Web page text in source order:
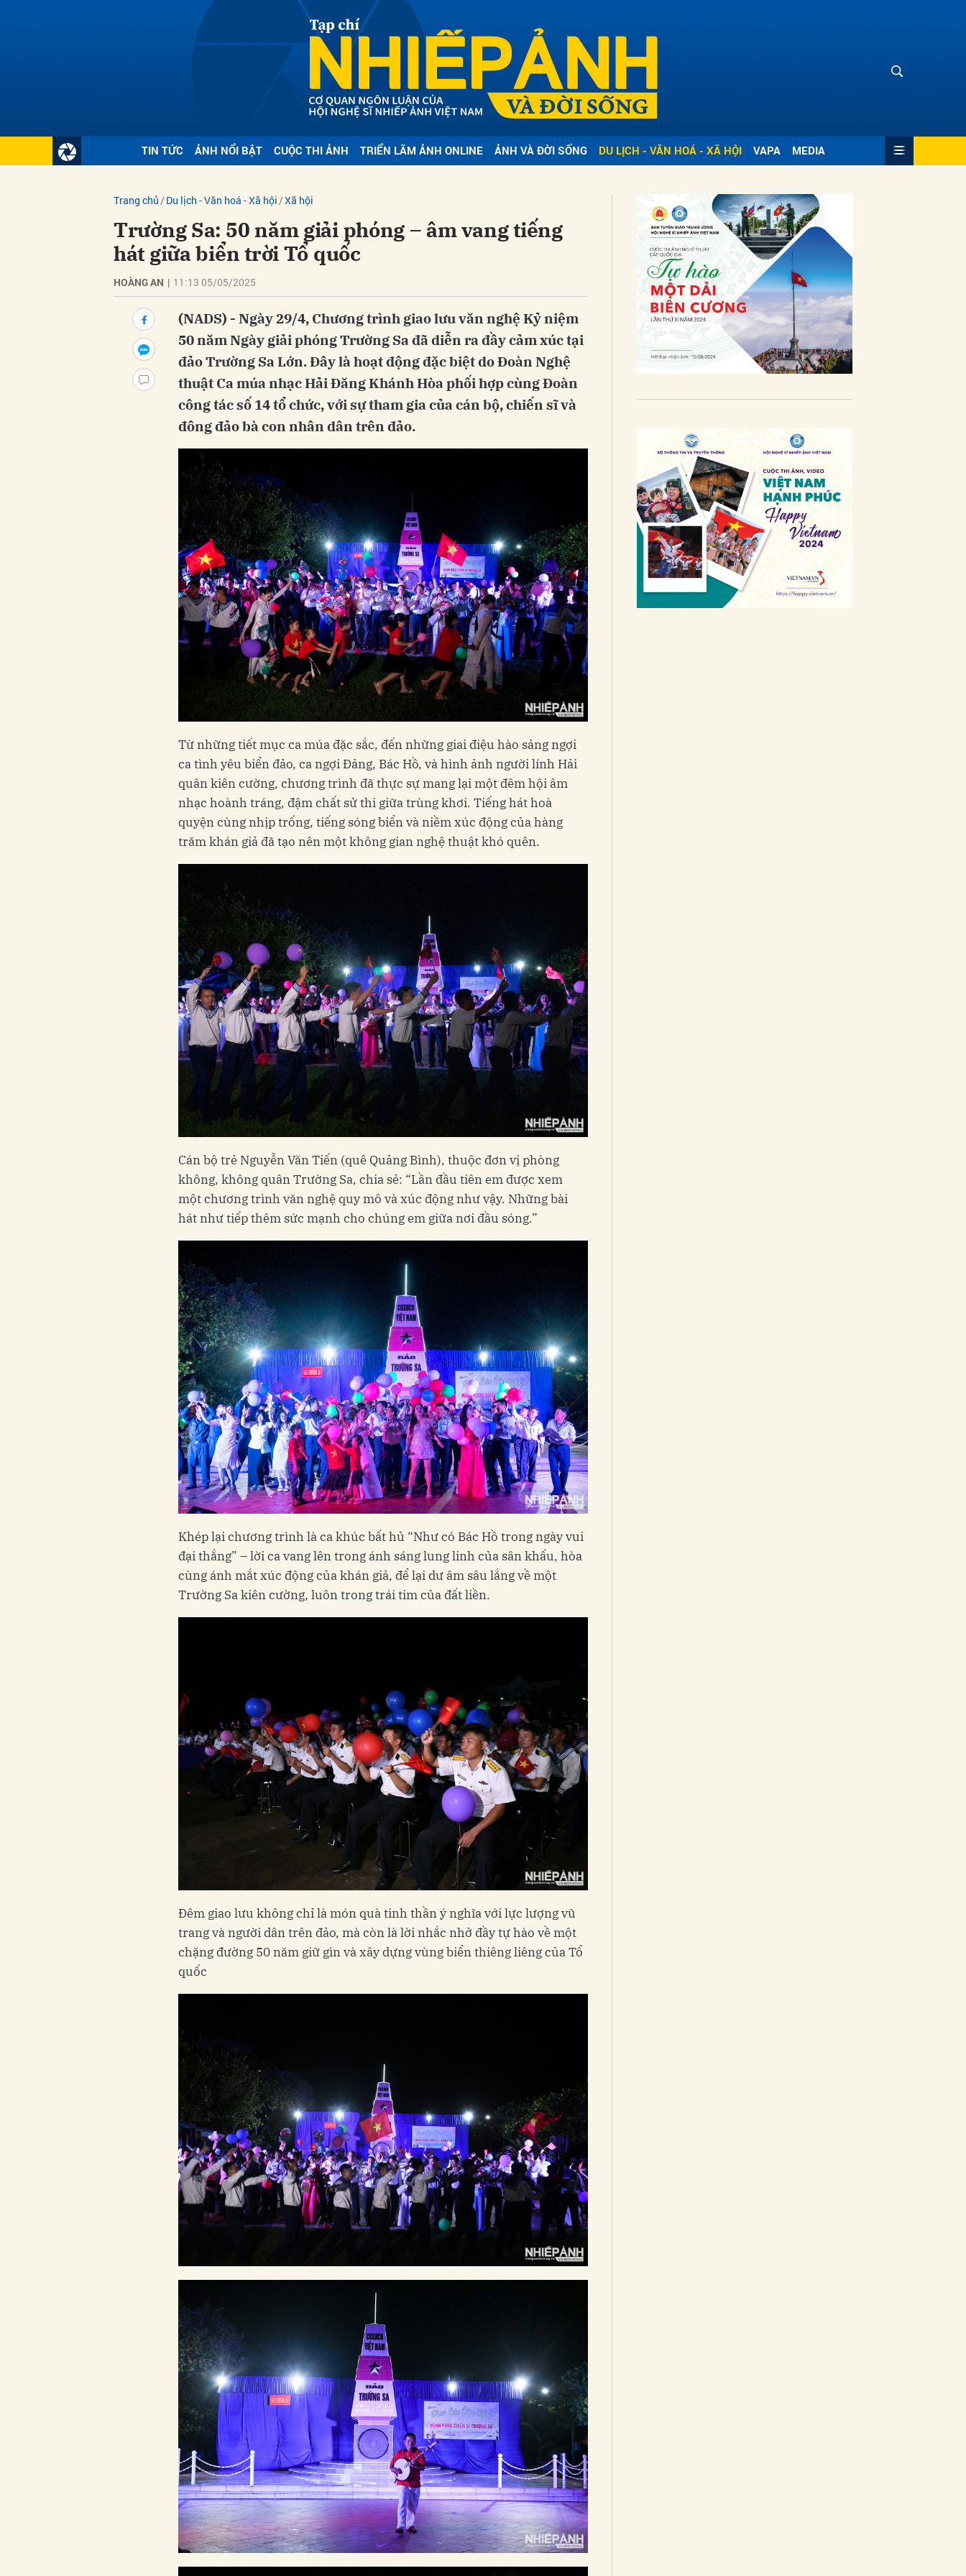
TIN TỨC ẢNH NỔI BẬT CUỘC THI ẢNH TRIỂN LÃM ẢNH ONLINE ẢNH VÀ ĐỜI SỐNG DU LỊCH - VĂN HOÁ - XÃ HỘI VAPA MEDIA
Trang chủ Du lịch - Văn hoá - Xã hội Xã hội
Trường Sa: 50 năm giải phóng – âm vang tiếng
hát giữa biển trời Tổ quốc
HOÀNG AN | 11:13 05/05/2025
(NADS) - Ngày 29/4, Chương trình giao lưu văn nghệ Kỷ niệm
50 năm Ngày giải phóng Trường Sa đã diễn ra đầy cảm xúc tại
đảo Trường Sa Lớn. Đây là hoạt động đặc biệt do Đoàn Nghệ
thuật Ca múa nhạc Hải Đăng Khánh Hòa phối hợp cùng Đoàn
công tác số 14 tổ chức, với sự tham gia của cán bộ, chiến sĩ và
đông đảo bà con nhân dân trên đảo.
Từ những tiết mục ca múa đặc sắc, đến những giai điệu hào sảng ngợi
ca tình yêu biển đảo, ca ngợi Đảng, Bác Hồ, và hình ảnh người lính Hải
quân kiên cường, chương trình đã thực sự mang lại một đêm hội âm
nhạc hoành tráng, đậm chất sử thi giữa trùng khơi. Tiếng hát hoà
quyện cùng nhịp trống, tiếng sóng biển và niềm xúc động của hàng
trăm khán giả đã tạo nên một không gian nghệ thuật khó quên.
Cán bộ trẻ Nguyễn Văn Tiến (quê Quảng Bình), thuộc đơn vị phòng
không, không quân Trường Sa, chia sẻ: “Lần đầu tiên em được xem
một chương trình văn nghệ quy mô và xúc động như vậy. Những bài
hát như tiếp thêm sức mạnh cho chúng em giữa nơi đầu sóng.”
Khép lại chương trình là ca khúc bất hủ “Như có Bác Hồ trong ngày vui
đại thắng” – lời ca vang lên trong ánh sáng lung linh của sân khấu, hòa
cùng ánh mắt xúc động của khán giả, để lại dư âm sâu lắng về một
Trường Sa kiên cường, luôn trong trái tim của đất liền.
Đêm giao lưu không chỉ là món quà tinh thần ý nghĩa với lực lượng vũ
trang và người dân trên đảo, mà còn là lời nhắc nhở đầy tự hào về một
chặng đường 50 năm giữ gìn và xây dựng vùng biển thiêng liêng của Tổ
quốc
Gửi bình luận
Gửi